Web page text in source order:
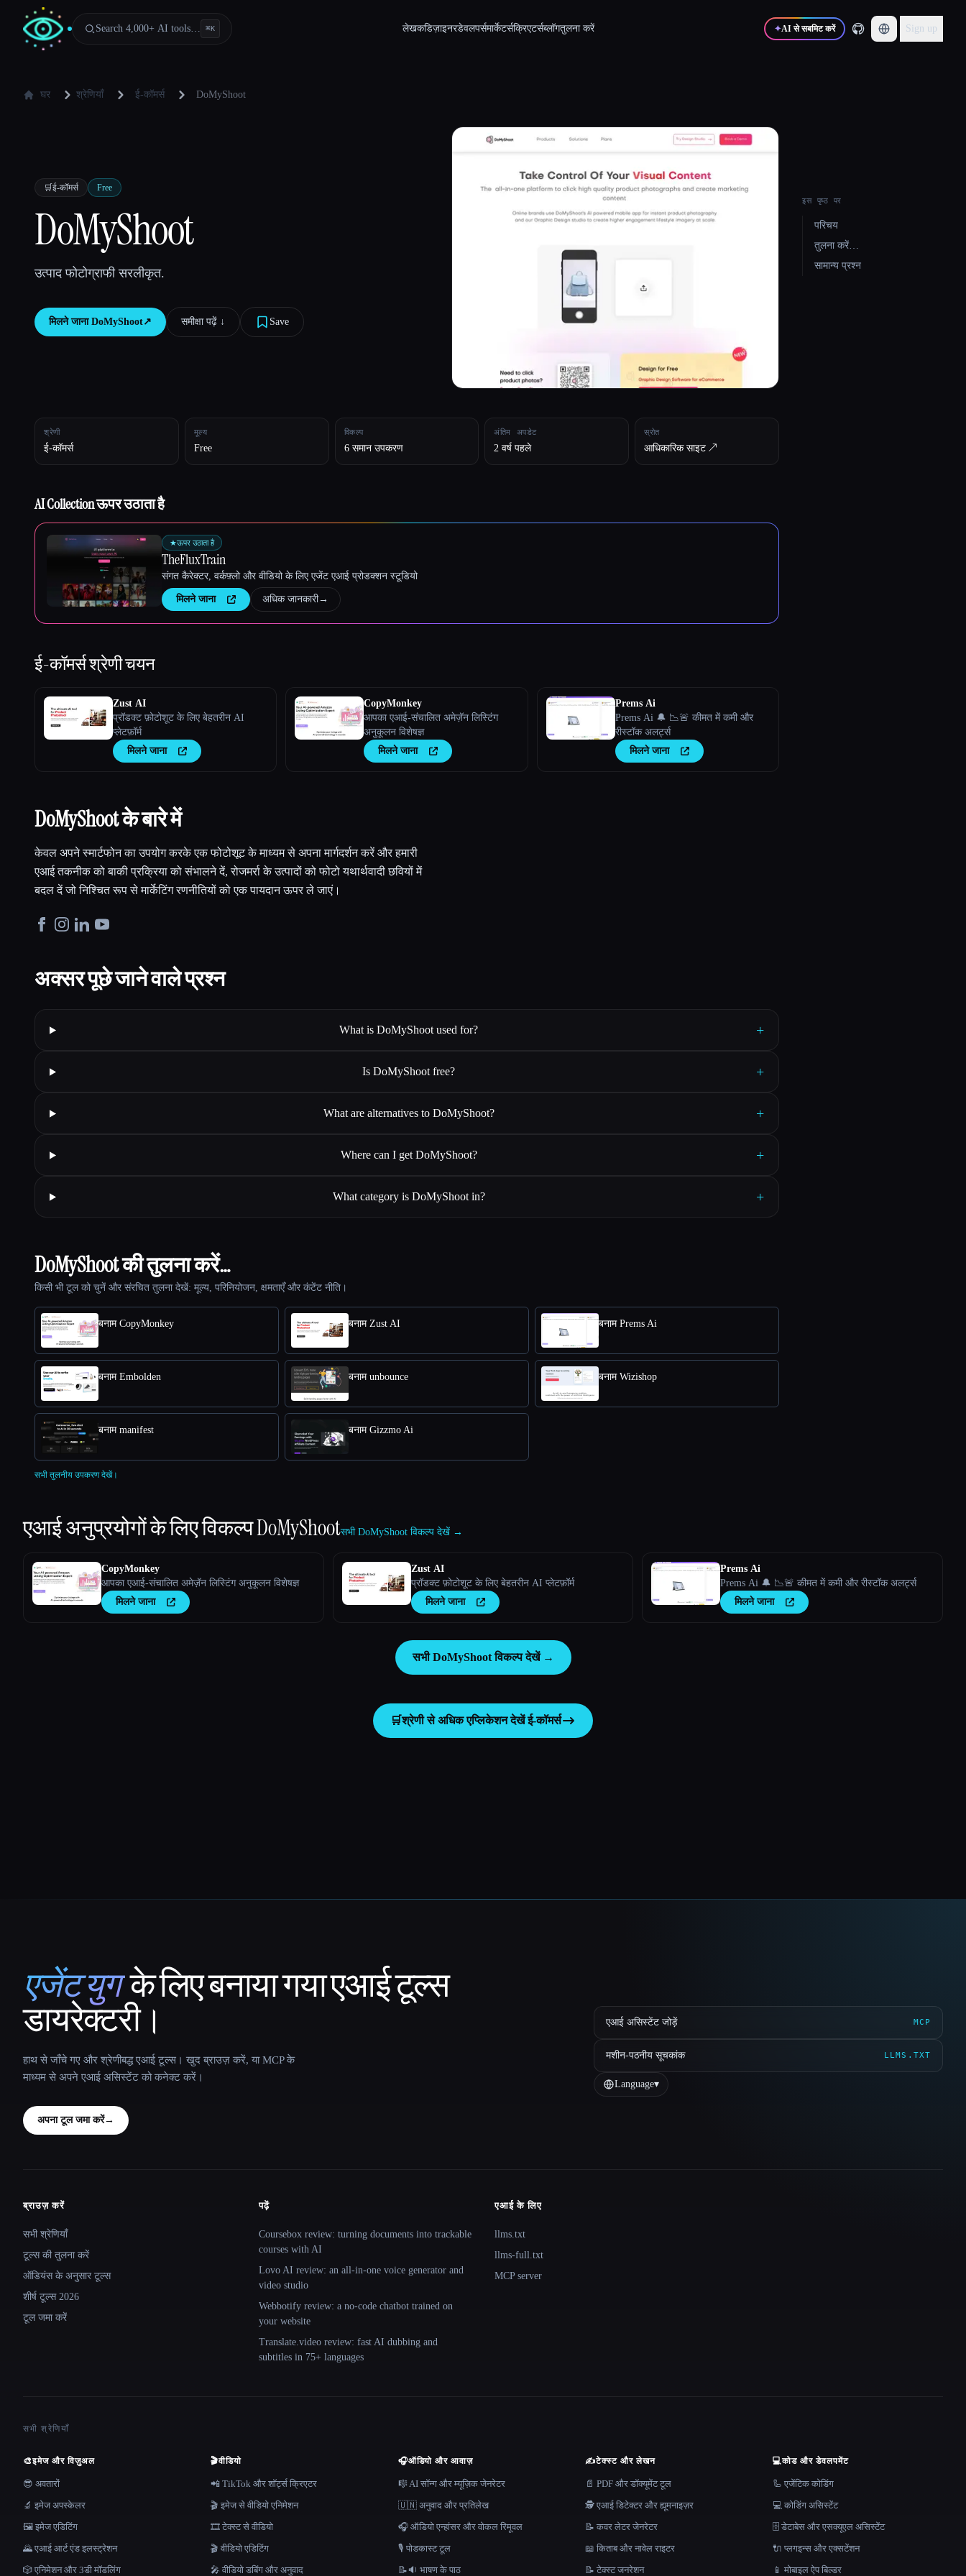
Search 4,000+ AI tools… ⌘K लेखकडिज़ाइनरडेवलपर्समार्केटर्सक्रिएटर्सब्लॉगतुलना करें ✦AI से सबमिट करें Sign up
घर श्रेणियाँ ई-कॉमर्स DoMyShoot
🛒ई-कॉमर्स Free
DoMyShoot
उत्पाद फोटोग्राफी सरलीकृत.
मिलने जाना DoMyShoot↗︎ समीक्षा पढ़ें ↓︎ Save
श्रेणी
ई-कॉमर्स
मूल्य
Free
विकल्प
6 समान उपकरण
अंतिम अपडेट
2 वर्ष पहले
स्रोत
आधिकारिक साइट ↗︎
AI Collection ऊपर उठाता है
★ऊपर उठाता है
TheFluxTrain
संगत कैरेक्टर, वर्कफ़्लो और वीडियो के लिए एजेंट एआई प्रोडक्शन स्टूडियो
मिलने जाना अधिक जानकारी→
ई-कॉमर्सश्रेणी चयन
Zust AI
प्रॉडक्ट फ़ोटोशूट के लिए बेहतरीन AI
प्लेटफ़ॉर्म
मिलने जाना
CopyMonkey
आपका एआई-संचालित अमेज़ॅन लिस्टिंग
अनुकूलन विशेषज्ञ
मिलने जाना
Prems Ai
Prems Ai 🔔 📉🚨 कीमत में कमी और
रीस्टॉक अलर्ट्स
मिलने जाना
DoMyShoot के बारे में
केवल अपने स्मार्टफोन का उपयोग करके एक फोटोशूट के माध्यम से अपना मार्गदर्शन करें और हमारी
एआई तकनीक को बाकी प्रक्रिया को संभालने दें, रोजमर्रा के उत्पादों को फोटो यथार्थवादी छवियों में
बदल दें जो निश्चित रूप से मार्केटिंग रणनीतियों को एक पायदान ऊपर ले जाएं।
अक्सर पूछे जाने वाले प्रश्न
What is DoMyShoot used for? +
Is DoMyShoot free? +
What are alternatives to DoMyShoot? +
Where can I get DoMyShoot? +
What category is DoMyShoot in? +
DoMyShoot की तुलना करें…
किसी भी टूल को चुनें और संरचित तुलना देखें: मूल्य, परिनियोजन, क्षमताएँ और कंटेंट नीति।
बनाम CopyMonkey बनाम Zust AI बनाम Prems Ai
बनाम Embolden बनाम unbounce बनाम Wizishop
बनाम manifest बनाम Gizzmo Ai
सभी तुलनीय उपकरण देखें।
इस पृष्ठ पर
परिचय
तुलना करें…
सामान्य प्रश्न
एआई अनुप्रयोगों के लिए विकल्पDoMyShootसभी DoMyShoot विकल्प देखें →
CopyMonkey
आपका एआई-संचालित अमेज़ॅन लिस्टिंग अनुकूलन विशेषज्ञ
मिलने जाना
Zust AI
प्रॉडक्ट फ़ोटोशूट के लिए बेहतरीन AI प्लेटफ़ॉर्म
मिलने जाना
Prems Ai
Prems Ai 🔔 📉🚨 कीमत में कमी और रीस्टॉक अलर्ट्स
मिलने जाना
सभी DoMyShoot विकल्प देखें →
🛒श्रेणी से अधिक एप्लिकेशन देखेंई-कॉमर्स
That AI Collection
एजेंट युग के लिए बनाया गया एआई टूल्स
डायरेक्टरी।
हाथ से जाँचे गए और श्रेणीबद्ध एआई टूल्स। खुद ब्राउज़ करें, या MCP के
माध्यम से अपने एआई असिस्टेंट को कनेक्ट करें।
अपना टूल जमा करें→
एआई असिस्टेंट जोड़ें MCP
मशीन-पठनीय सूचकांक LLMS.TXT
Language▾
Site navigation
ब्राउज़ करें
सभी श्रेणियाँ
टूल्स की तुलना करें
ऑडियंस के अनुसार टूल्स
शीर्ष टूल्स 2026
टूल जमा करें
पढ़ें
Coursebox review: turning documents into trackable
courses with AI
Lovo AI review: an all-in-one voice generator and
video studio
Webbotify review: a no-code chatbot trained on
your website
Translate.video review: fast AI dubbing and
subtitles in 75+ languages
एआई के लिए
llms.txt
llms-full.txt
MCP server
सभी श्रेणियाँ
🎨इमेज और विज़ुअल
😎 अवतारों
🔬 इमेज अपस्केलर
🖼️ इमेज एडिटिंग
🌄 एआई आर्ट एंड इलस्ट्रेशन
🎲 एनिमेशन और 3डी मॉडलिंग
🎬वीडियो
📲 TikTok और शॉर्ट्स क्रिएटर
🎬 इमेज से वीडियो एनिमेशन
🎞️ टेक्स्ट से वीडियो
🎬 वीडियो एडिटिंग
🎤 वीडियो डबिंग और अनुवाद
🎧ऑडियो और आवाज़
🎼 AI सॉन्ग और म्यूज़िक जेनरेटर
🇺🇳 अनुवाद और प्रतिलेख
🎧 ऑडियो एन्हांसर और वोकल रिमूवल
🎙️ पोडकास्ट टूल
📝🔉 भाषण के पाठ
✍️टेक्स्ट और लेखन
📄 PDF और डॉक्यूमेंट टूल
🕵️ एआई डिटेक्टर और ह्यूमनाइज़र
📝 कवर लेटर जेनरेटर
📖 किताब और नावेल राइटर
📝 टेक्स्ट जनरेशन
💻कोड और डेवलपमेंट
🦾 एजेंटिक कोडिंग
💻 कोडिंग असिस्टेंट
🗄️ डेटाबेस और एसक्यूएल असिस्टेंट
🔌 प्लगइन्स और एक्सटेंशन
📱 मोबाइल ऐप बिल्डर